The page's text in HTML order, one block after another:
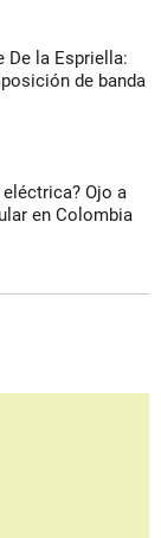
De la Espriella:
de banda
Ojo a
en Colombia